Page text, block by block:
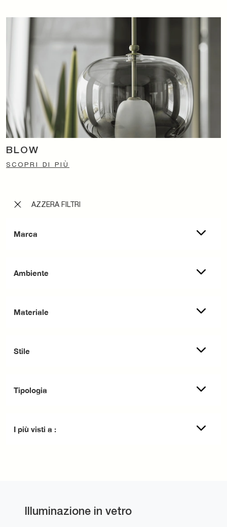
AZZERA FILTRI
Marca
Ambiente
Materiale
Stile
Tipologia
I più visti a :
BLOW
SCOPRI DI PIÙ
Illuminazione in vetro